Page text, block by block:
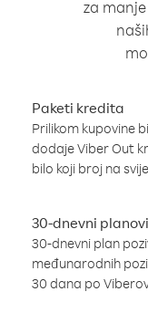
za
Paketi kredita
Prilikom kupovine
dodaje Viber Out
bilo koji broj na
30-dnevni
30-dnevni plan
međunarodnih
30 dana po